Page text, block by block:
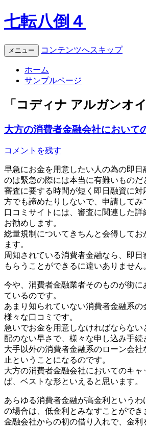
七転八倒４
メニュー コンテンツへスキップ
ホーム
サンプルページ
「 コディナ アルガンオ
大方の消費者金融会社において
コメントを残す
早急にお金を用意したい人の為の即
のは緊急の際には本当に有難いものだ
審査に要する時間が短く即日融資に
方でも諦めたりしないで、申請してみ
口コミサイトには、審査に関連した
お勧めします。
総量規制についてきちんと会得して
ます。
周知されている消費者金融なら、即
もらうことができるに違いありません
今や、消費者金融業者そのものが街
ているのです。
あまり知られていない消費者金融系
様々な口コミです。
急いでお金を用意しなければならな
配のない早さで、様々な申し込み手続
大手以外の消費者金融系のローン会
止ということになるのです。
大方の消費者金融会社においてのキ
ば、ベストな形といえると思います。
あらゆる消費者金融が高金利という
の場合は、低金利とみなすことができ
金融会社からの初の借り入れで、金